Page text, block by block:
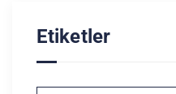
Etiketler